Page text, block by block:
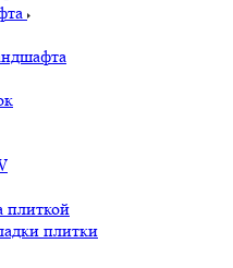
плиткой
плитки